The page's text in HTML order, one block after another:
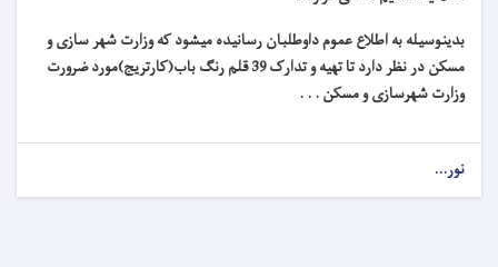
بدینوسیله به اطلاع عموم داوطلبان رسانیده میشود که وزارت شهر سازی و
مسکن در نظر دارد تا تهیه و تدارک 39 قلم رنگ باب(کارتریج)مورد ضرورت
وزارت شهرسازی و مسکن . . .
نور...